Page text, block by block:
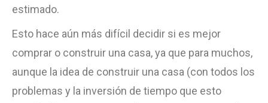
estimado.
Esto hace aún más difícil decidir si es mejor
comprar o construir una casa, ya que para muchos,
aunque la idea de construir una casa (con todos los
problemas y la inversión de tiempo que esto